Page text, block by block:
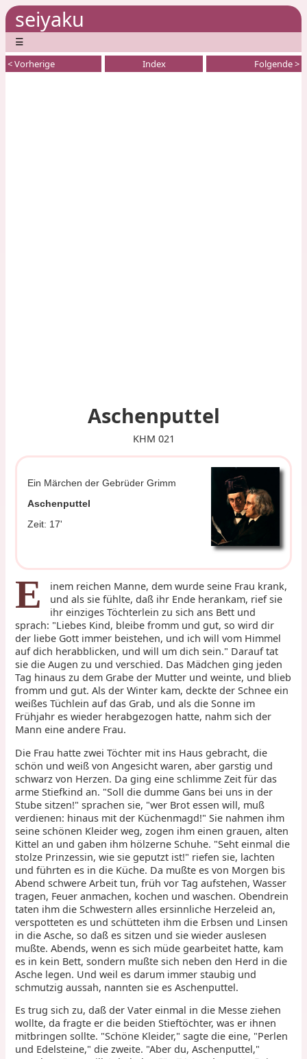
seiyaku
☰
< Vorherige Index Folgende >
Aschenputtel
KHM 021
Ein Märchen der Gebrüder Grimm
Aschenputtel
Zeit: 17'
E
inem reichen Manne, dem wurde seine Frau krank,
und als sie fühlte, daß ihr Ende herankam, rief sie
ihr einziges Töchterlein zu sich ans Bett und
sprach: "Liebes Kind, bleibe fromm und gut, so wird dir
der liebe Gott immer beistehen, und ich will vom Himmel
auf dich herabblicken, und will um dich sein." Darauf tat
sie die Augen zu und verschied. Das Mädchen ging jeden
Tag hinaus zu dem Grabe der Mutter und weinte, und blieb
fromm und gut. Als der Winter kam, deckte der Schnee ein
weißes Tüchlein auf das Grab, und als die Sonne im
Frühjahr es wieder herabgezogen hatte, nahm sich der
Mann eine andere Frau.
Die Frau hatte zwei Töchter mit ins Haus gebracht, die
schön und weiß von Angesicht waren, aber garstig und
schwarz von Herzen. Da ging eine schlimme Zeit für das
arme Stiefkind an. "Soll die dumme Gans bei uns in der
Stube sitzen!" sprachen sie, "wer Brot essen will, muß
verdienen: hinaus mit der Küchenmagd!" Sie nahmen ihm
seine schönen Kleider weg, zogen ihm einen grauen, alten
Kittel an und gaben ihm hölzerne Schuhe. "Seht einmal die
stolze Prinzessin, wie sie geputzt ist!" riefen sie, lachten
und führten es in die Küche. Da mußte es von Morgen bis
Abend schwere Arbeit tun, früh vor Tag aufstehen, Wasser
tragen, Feuer anmachen, kochen und waschen. Obendrein
taten ihm die Schwestern alles ersinnliche Herzeleid an,
verspotteten es und schütteten ihm die Erbsen und Linsen
in die Asche, so daß es sitzen und sie wieder auslesen
mußte. Abends, wenn es sich müde gearbeitet hatte, kam
es in kein Bett, sondern mußte sich neben den Herd in die
Asche legen. Und weil es darum immer staubig und
schmutzig aussah, nannten sie es Aschenputtel.
Es trug sich zu, daß der Vater einmal in die Messe ziehen
wollte, da fragte er die beiden Stieftöchter, was er ihnen
mitbringen sollte. "Schöne Kleider," sagte die eine, "Perlen
und Edelsteine," die zweite. "Aber du, Aschenputtel,"